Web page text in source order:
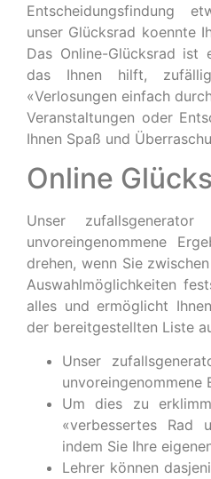
Entscheidungsfindung
unser Glücksrad koennte
Das Online-Glücksrad ist
das Ihnen hilft,
«Verlosungen einfach
Veranstaltungen oder
Ihnen Spaß und
Online
Unser
unvoreingenommene
drehen, wenn Sie
Auswahlmöglichkeiten
alles und ermöglicht
der bereitgestellten Liste
Unser
unvoreingenommene
Um dies zu
«verbessertes Rad
indem Sie Ihre
Lehrer können